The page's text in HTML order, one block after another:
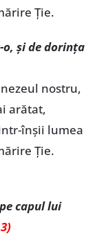
Ție.
și de dorința
nostru,
arătat,
înșii lumea
Ție.
capul lui